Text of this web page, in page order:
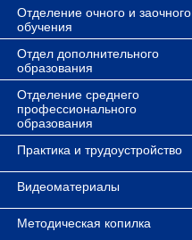
Отделение очного и заочного
обучения
Отдел дополнительного
образования
Отделение среднего
профессионального
образования
Практика и трудоустройство
Видеоматериалы
Методическая копилка